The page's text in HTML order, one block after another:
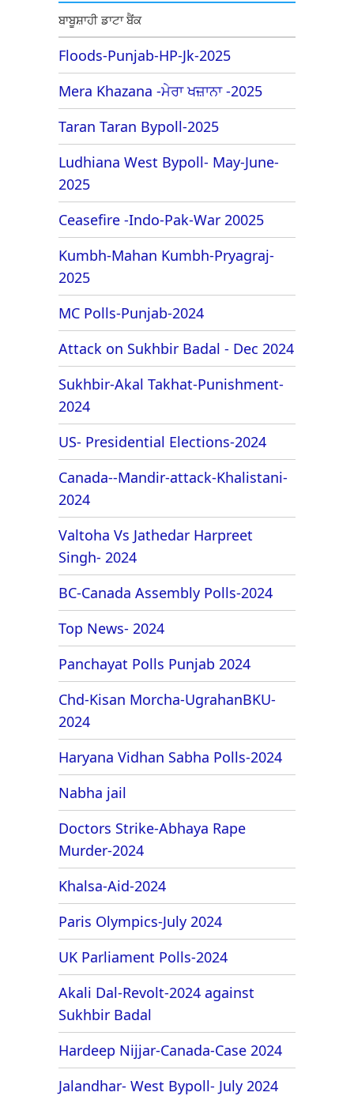
ਬਾਬੂਸ਼ਾਹੀ ਡਾਟਾ ਬੈਂਕ
Floods-Punjab-HP-Jk-2025
Mera Khazana -ਮੇਰਾ ਖਜ਼ਾਨਾ -2025
Taran Taran Bypoll-2025
Ludhiana West Bypoll- May-June-
2025
Ceasefire -Indo-Pak-War 20025
Kumbh-Mahan Kumbh-Pryagraj-
2025
MC Polls-Punjab-2024
Attack on Sukhbir Badal - Dec 2024
Sukhbir-Akal Takhat-Punishment-
2024
US- Presidential Elections-2024
Canada--Mandir-attack-Khalistani-
2024
Valtoha Vs Jathedar Harpreet
Singh- 2024
BC-Canada Assembly Polls-2024
Top News- 2024
Panchayat Polls Punjab 2024
Chd-Kisan Morcha-UgrahanBKU-
2024
Haryana Vidhan Sabha Polls-2024
Nabha jail
Doctors Strike-Abhaya Rape
Murder-2024
Khalsa-Aid-2024
Paris Olympics-July 2024
UK Parliament Polls-2024
Akali Dal-Revolt-2024 against
Sukhbir Badal
Hardeep Nijjar-Canada-Case 2024
Jalandhar- West Bypoll- July 2024